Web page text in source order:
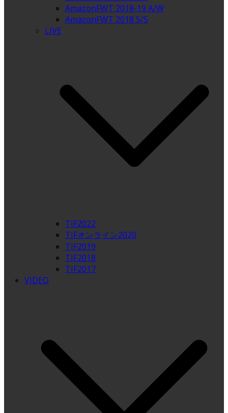
AmazonFWT 2018-19 A/W
AmazonFWT 2018 S/S
LIVE
TIF2022
TIFオンライン2020
TIF2019
TIF2018
TIF2017
VIDEO